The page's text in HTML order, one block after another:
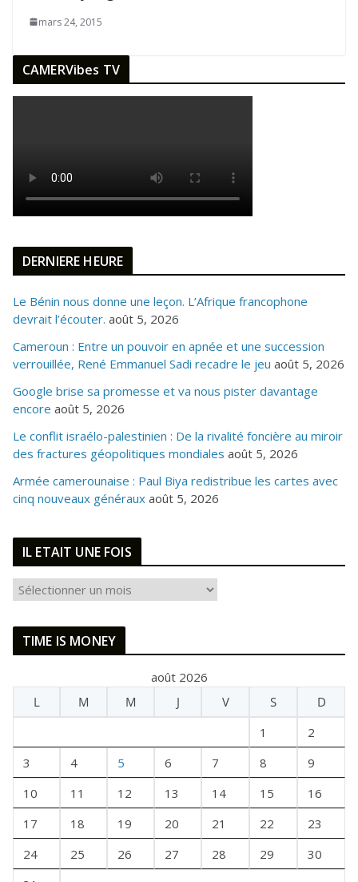
mars 24, 2015
CAMERVibes TV
DERNIERE HEURE
Le Bénin nous donne une leçon. L’Afrique francophone
devrait l’écouter. août 5, 2026
Cameroun : Entre un pouvoir en apnée et une succession
verrouillée, René Emmanuel Sadi recadre le jeu août 5, 2026
Google brise sa promesse et va nous pister davantage
encore août 5, 2026
Le conflit israélo-palestinien : De la rivalité foncière au miroir
des fractures géopolitiques mondiales août 5, 2026
Armée camerounaise : Paul Biya redistribue les cartes avec
cinq nouveaux généraux août 5, 2026
IL ETAIT UNE FOIS
L
E
I
U
F
S
TIME IS MONEY
août 2026
L
M M J V S
D
1
2
3
4 5 6 7 8
9
10
11 12 13 14 15
16
17
18 19 20 21 22
23
24
25 26 27 28 29
30